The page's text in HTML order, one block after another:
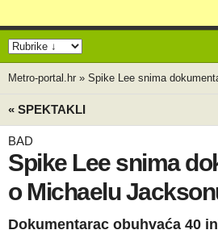
Metro-portal.hr » Spike Lee snima
« SPEKTAKLI
BAD
Spike Lee snima
o Michaelu
Dokumentarac obuhvaća 40